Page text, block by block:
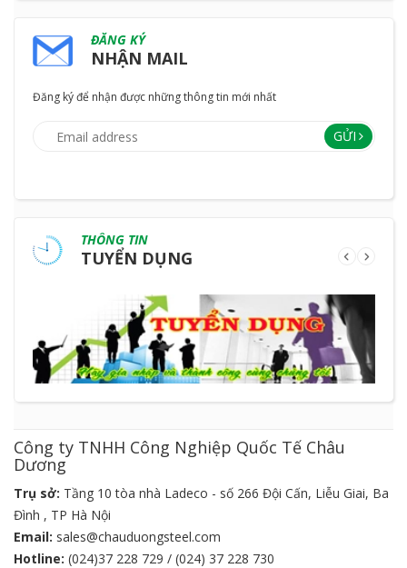
ĐĂNG KÝ
NHẬN MAIL
Đăng ký để nhận được những thông tin mới nhất
GỬI
THÔNG TIN
TUYỂN DỤNG
Công ty TNHH Công Nghiệp Quốc Tế Châu
Dương
Trụ sở: Tầng 10 tòa nhà Ladeco - số 266 Đội Cấn, Liễu Giai, Ba
Đình , TP Hà Nội
Email: sales@chauduongsteel.com
Hotline: (024)37 228 729 / (024) 37 228 730